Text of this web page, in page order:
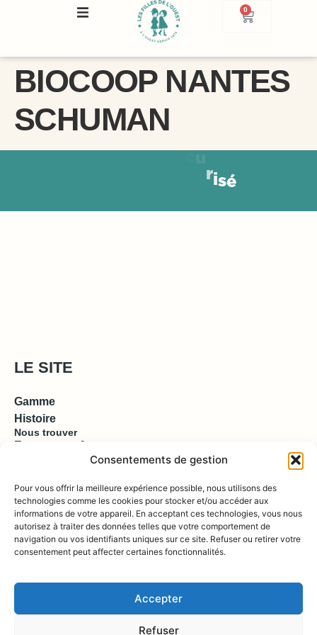
Consentements de gestion
Pour vous offrir la meilleure expérience possible, nous utilisons des
technologies comme les cookies pour stocker et/ou accéder aux
informations de votre appareil. En acceptant ces technologies, vous nous
autorisez à traiter des données telles que votre comportement de
navigation ou vos identifiants uniques sur ce site. Refuser ou retirer votre
consentement peut affecter certaines fonctionnalités.
Accepter
Refuser
0
BIOCOOP NANTES
SCHUMAN
cur
sé
LE SITE
Gamme
Histoire
Nous trouver
Espace pro & presse
EN SAVOIR PLUS
Contact
Compte
Boutique